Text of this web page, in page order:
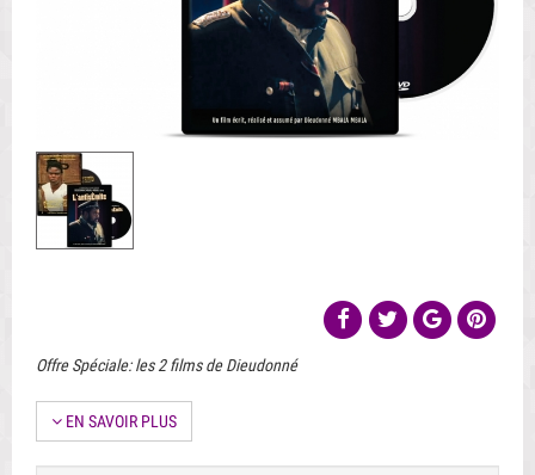
Offre Spéciale: les 2 films de Dieudonné
EN SAVOIR PLUS